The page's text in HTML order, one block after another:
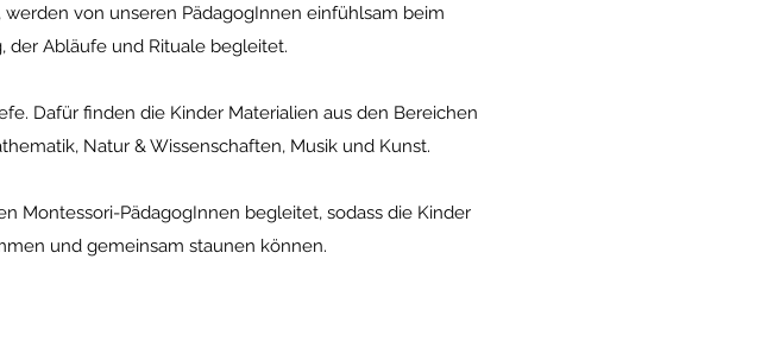
von unseren PädagogInnen einfühlsam beim
Abläufe und Rituale begleitet.
Dafür finden die Kinder Materialien aus den Bereichen
Natur & Wissenschaften, Musik und Kunst.
Montessori-PädagogInnen begleitet, sodass die Kinder
und gemeinsam staunen können.